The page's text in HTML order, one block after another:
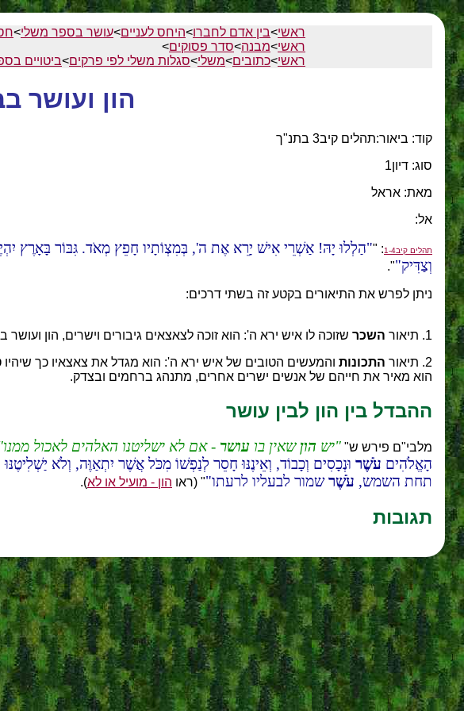
ראשי>בין אדם לחברו>היחס לעניים>עושר בספר משלי>
ראשי>מבנה>סדר פסוקים>
ראשי>כתובים>משלי>סגלות משלי לפי פרקים>ביטויים
הון ועושר
קוד: ביאור:תהלים קיב3 בתנ"ך
סוג: דיון1
מאת: אראל
אל:
תהלים קיב1-4 : " הַלְלוּ יָהּ! אַשְׁרֵי אִישׁ יָרֵא אֶת ה', בְּמִצְו‍ֹתָיו חָפֵץ מְאֹד. גִּבּוֹר בָּאָרֶץ
וְצַדִּיק ".
ניתן לפרש את התיאורים בקטע זה בשתי דרכים:
1. תיאור השכר שזוכה לו איש ירא ה': הוא זוכה לצאצאים גיבורים וישרים, הון
2. תיאור
התכונות והמעשים הטובים של איש ירא ה': הוא מגדל את צאצאיו כך שיהיו
הוא מאיר את חייהם של אנשים ישרים אחרים, מתנהג ברחמים ובצדק.
ההבדל בין הון לבין עושר
מלבי"ם פירש ש" יש הון שאין בו עושר - אם לא ישליטנו האלהים לאכול ממנו
הָאֱלֹהִים עֹשֶׁר וּנְכָסִים וְכָבוֹד, וְאֵינֶנּוּ חָסֵר לְנַפְשׁוֹ מִכֹּל אֲשֶׁר יִתְאַוֶּה, וְלֹא
תחת השמש, עֹשֶׁרשמור לבעליו לרעתו " (ראו הון - מועיל או לא).
תגובות